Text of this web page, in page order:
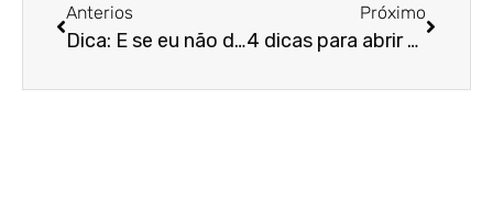
Anterios
Dica: E se eu não declarar o meu Imposto de Renda?
Próximo
4 dicas para abrir um e-commerce